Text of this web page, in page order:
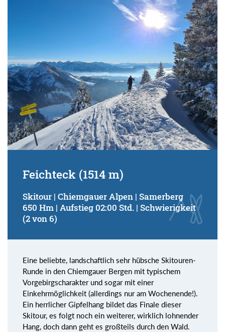
Feichteck (1514 m)
Skitour | Chiemgauer Alpen | Samerberg
650 Hm | Aufstieg 02:00 Std. | Schwierigkeit
(2 von 6)
Eine beliebte, landschaftlich sehr hübsche Skitouren-
Runde in den Chiemgauer Bergen mit typischem
Vorgebirgscharakter und sogar mit einer
Einkehrmöglichkeit (allerdings nur am Wochenende!).
Ein herrlicher Gipfelhang bildet das Finale dieser
Skitour, es folgt noch ein weiterer, wirklich lohnender
Hang, doch dann geht es großteils durch den Wald.